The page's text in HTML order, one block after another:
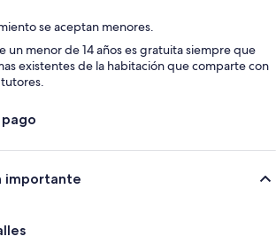
se aceptan menores.
un menor de 14 años es gratuita siempre que
existentes de la habitación que comparte con
importante